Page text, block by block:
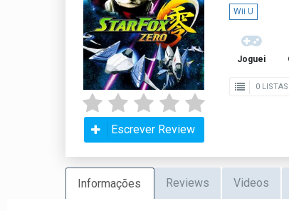
Escrever Review
Wii U
Joguei
0 LISTAS
Informações Reviews Videos